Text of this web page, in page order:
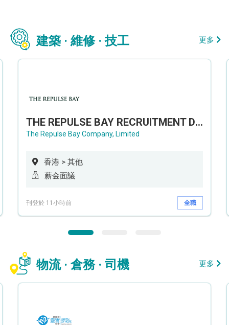
建築 · 維修 · 技工 更多
THE REPULSE BAY RECRUITMENT DAY 淺水灣影灣園人才招聘會
The Repulse Bay Company, Limited
香港 > 其他
薪金面議
刊登於 11小時前 全職
物流 · 倉務 · 司機 更多